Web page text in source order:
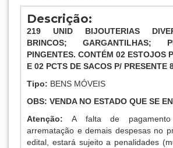
Descrição:
219 UNID BIJOUTERIAS
BRINCOS; GARGANTILHAS;
PINGENTES. CONTÉM 02 ESTOJOS
E 02 PCTS DE SACOS P/ PRESENTE
Tipo: BENS MÓVEIS
OBS: VENDA NO ESTADO QUE SE
Atenção:A falta de
arrematação e demais despesas no
edital, estará sujeito a penalidades